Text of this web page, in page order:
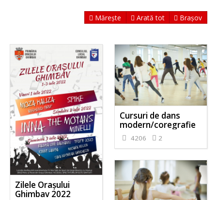
Mărește Arată tot Brașov
Zilele Orașului
Ghimbav 2022
Cursuri de dans
modern/coregrafie
4206 2